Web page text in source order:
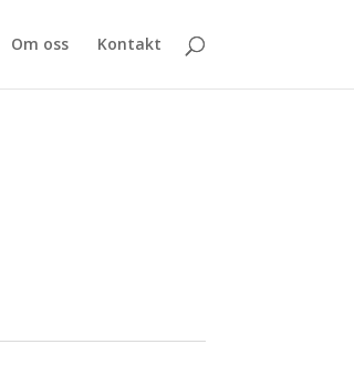
Om oss Kontakt